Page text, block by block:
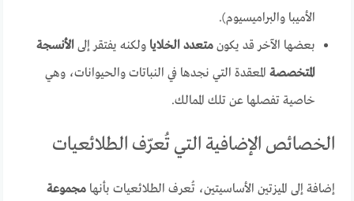
الأميبا والبراميسيوم).
بعضها الآخر قد يكونمتعدد الخلايا ولكنه يفتقر إلىالأنسجة
المتخصصة المعقدة التي نجدها في النباتات والحيوانات، وهي
خاصية تفصلها عن تلك الممالك.
الخصائص الإضافية التي تُعرّف الطلائعيات
إضافة إلى الميزتين الأساسيتين، تُعرف الطلائعيات بأنهامجموعة